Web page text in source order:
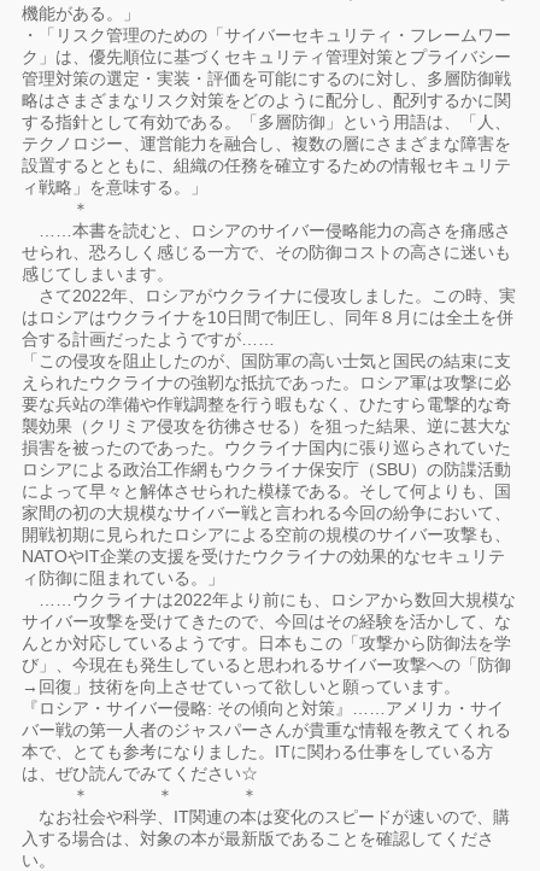
機能がある。」
・「リスク管理のための「サイバーセキュリティ・フレームワー
ク」は、優先順位に基づくセキュリティ管理対策とプライバシー
管理対策の選定・実装・評価を可能にするのに対し、多層防御戦
略はさまざまなリスク対策をどのように配分し、配列するかに関
する指針として有効である。「多層防御」という用語は、「人、
テクノロジー、運営能力を融合し、複数の層にさまざまな障害を
設置するとともに、組織の任務を確立するための情報セキュリテ
ィ戦略」を意味する。」
＊
……本書を読むと、ロシアのサイバー侵略能力の高さを痛感さ
せられ、恐ろしく感じる一方で、その防御コストの高さに迷いも
感じてしまいます。
さて2022年、ロシアがウクライナに侵攻しました。この時、実
はロシアはウクライナを10日間で制圧し、同年８月には全土を併
合する計画だったようですが……
「この侵攻を阻止したのが、国防軍の高い士気と国民の結束に支
えられたウクライナの強靭な抵抗であった。ロシア軍は攻撃に必
要な兵站の準備や作戦調整を行う暇もなく、ひたすら電撃的な奇
襲効果（クリミア侵攻を彷彿させる）を狙った結果、逆に甚大な
損害を被ったのであった。ウクライナ国内に張り巡らされていた
ロシアによる政治工作網もウクライナ保安庁（SBU）の防諜活動
によって早々と解体させられた模様である。そして何よりも、国
家間の初の大規模なサイバー戦と言われる今回の紛争において、
開戦初期に見られたロシアによる空前の規模のサイバー攻撃も、
NATOやIT企業の支援を受けたウクライナの効果的なセキュリテ
ィ防御に阻まれている。」
……ウクライナは2022年より前にも、ロシアから数回大規模な
サイバー攻撃を受けてきたので、今回はその経験を活かして、な
んとか対応しているようです。日本もこの「攻撃から防御法を学
び」、今現在も発生していると思われるサイバー攻撃への「防御
→回復」技術を向上させていって欲しいと願っています。
『ロシア・サイバー侵略: その傾向と対策』……アメリカ・サイ
バー戦の第一人者のジャスパーさんが貴重な情報を教えてくれる
本で、とても参考になりました。ITに関わる仕事をしている方
は、ぜひ読んでみてください☆
＊ ＊ ＊
なお社会や科学、IT関連の本は変化のスピードが速いので、購
入する場合は、対象の本が最新版であることを確認してくださ
い。